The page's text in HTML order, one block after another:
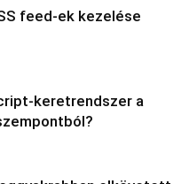
feed-ek kezelése
keretrendszer a